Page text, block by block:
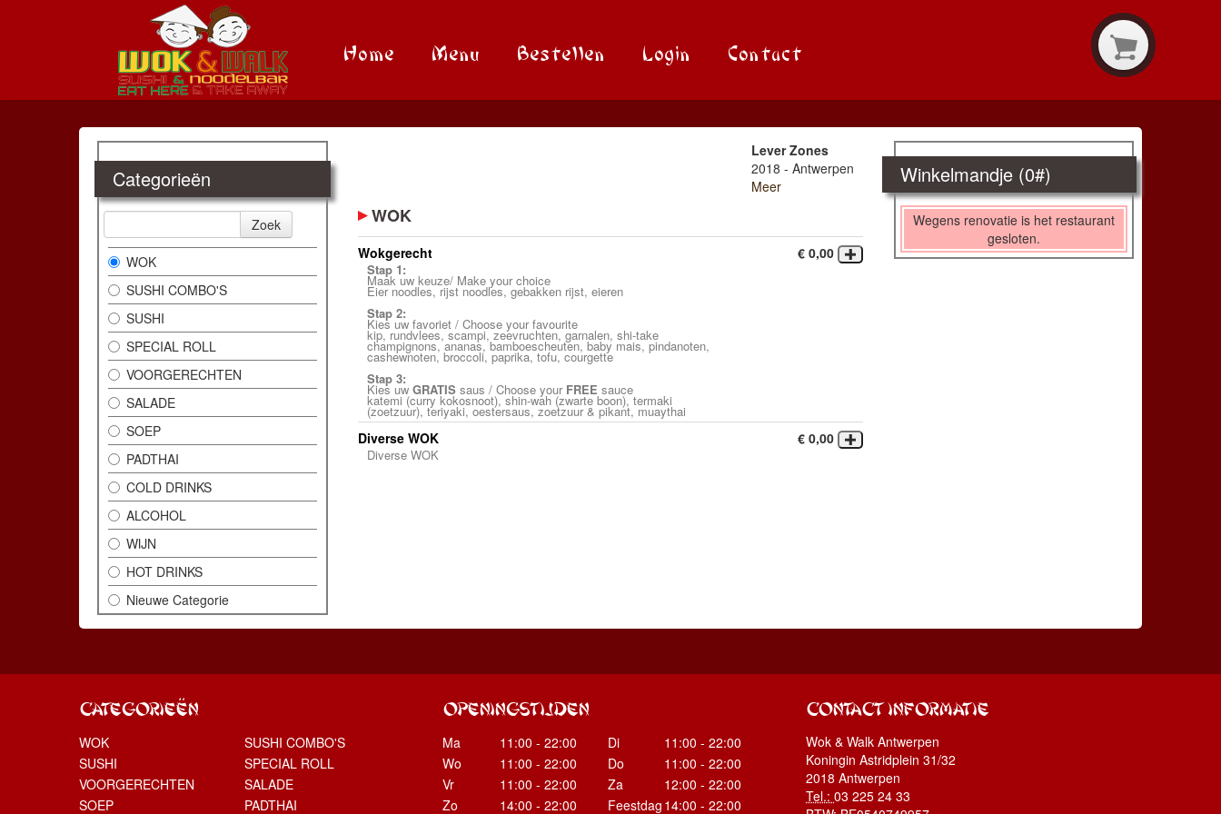
Home Menu Bestellen Login Contact
Categorieën
Zoek
WOK
SUSHI COMBO'S
SUSHI
SPECIAL ROLL
VOORGERECHTEN
SALADE
SOEP
PADTHAI
COLD DRINKS
ALCOHOL
WIJN
HOT DRINKS
Nieuwe Categorie
Lever Zones
2018 - Antwerpen
Meer
WOK
Wokgerecht
Stap 1:
Maak uw keuze/ Make your choice
Eier noodles, rijst noodles, gebakken rijst, eieren
Stap 2:
Kies uw favoriet / Choose your favourite
kip, rundvlees, scampi, zeevruchten, garnalen, shi-take
champignons, ananas, bamboescheuten, baby mais, pindanoten,
cashewnoten, broccoli, paprika, tofu, courgette
Stap 3:
Kies uwGRATIS saus / Choose your FREEsauce
katemi (curry kokosnoot), shin-wah (zwarte boon), termaki
(zoetzuur), teriyaki, oestersaus, zoetzuur & pikant, muaythai
€ 0,00
Diverse WOK
Diverse WOK
€ 0,00
Winkelmandje (0#)
Wegens renovatie is het restaurant
gesloten.
CATEGORIEËN
WOK
SUSHI COMBO'S
SUSHI
SPECIAL ROLL
VOORGERECHTEN
SALADE
SOEP
PADTHAI
OPENINGSTIJDEN
Ma 11:00 - 22:00 Di
11:00 - 22:00
Wo
11:00 - 22:00 Do
11:00 - 22:00
Vr
11:00 - 22:00 Za
12:00 - 22:00
Zo
14:00 - 22:00 Feestdag 14:00 - 22:00
CONTACT INFORMATIE
Wok & Walk Antwerpen
Koningin Astridplein 31/32
2018 Antwerpen
Tel.: 03 225 24 33